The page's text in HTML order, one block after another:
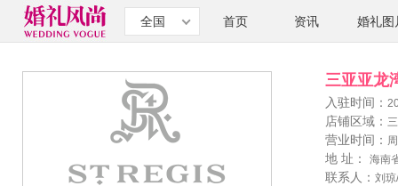
首页 资讯 婚礼图
全国
三亚亚龙
入驻时间：
店铺区域：
营业时间：
地 址： 海南
联系人： 刘